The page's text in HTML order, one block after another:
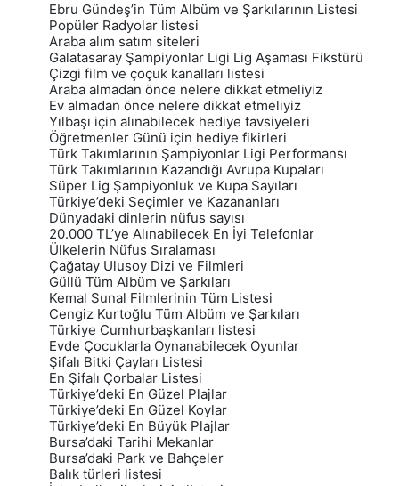
Ebru Gündeş’in Tüm Albüm ve Şarkılarının Listesi
Popüler Radyolar listesi
Araba alım satım siteleri
Galatasaray Şampiyonlar Ligi Lig Aşaması Fikstürü
Çizgi film ve çoçuk kanalları listesi
Araba almadan önce nelere dikkat etmeliyiz
Ev almadan önce nelere dikkat etmeliyiz
Yılbaşı için alınabilecek hediye tavsiyeleri
Öğretmenler Günü için hediye fikirleri
Türk Takımlarının Şampiyonlar Ligi Performansı
Türk Takımlarının Kazandığı Avrupa Kupaları
Süper Lig Şampiyonluk ve Kupa Sayıları
Türkiye’deki Seçimler ve Kazananları
Dünyadaki dinlerin nüfus sayısı
20.000 TL’ye Alınabilecek En İyi Telefonlar
Ülkelerin Nüfus Sıralaması
Çağatay Ulusoy Dizi ve Filmleri
Güllü Tüm Albüm ve Şarkıları
Kemal Sunal Filmlerinin Tüm Listesi
Cengiz Kurtoğlu Tüm Albüm ve Şarkıları
Türkiye Cumhurbaşkanları listesi
Evde Çocuklarla Oynanabilecek Oyunlar
Şifalı Bitki Çayları Listesi
En Şifalı Çorbalar Listesi
Türkiye’deki En Güzel Plajlar
Türkiye’deki En Güzel Koylar
Türkiye’deki En Büyük Plajlar
Bursa’daki Tarihi Mekanlar
Bursa’daki Park ve Bahçeler
Balık türleri listesi